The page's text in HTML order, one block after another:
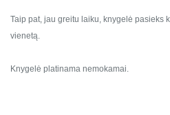
Taip pat, jau greitu laiku, knygelė pasieks
vienetą.
Knygelė platinama nemokamai.